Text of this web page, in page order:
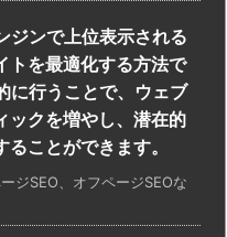
ジンで上位表示される
トを最適化する方法で
に行うことで、ウェブ
ックを増やし、潜在的
ことができます。
ジSEO、オフページSEOな